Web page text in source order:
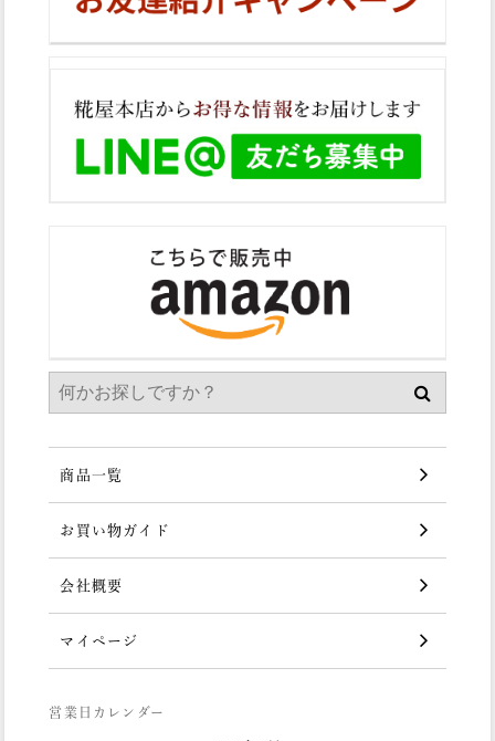
商品一覧
お買い物ガイド
会社概要
マイページ
営業日カレンダー